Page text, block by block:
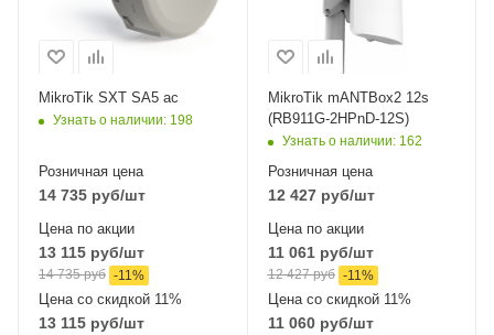
5 ГГц 802.11a/n/ac
MIMO2x2
MikroTik SXT SA5 ac
Узнать о наличии: 198
Розничная цена
14 735 руб/шт
Цена по акции
13 115 руб/шт
14 735руб -11 %
Цена со скидкой 11%
13 115 руб/шт
MikroTik mANTBox2 12s
(RB911G-2HPnD-12S)
Узнать о наличии: 162
Розничная цена
12 427руб/шт
Цена по акции
11 061руб/шт
12 427руб -11 %
Цена со скидкой 11%
11 060руб/шт